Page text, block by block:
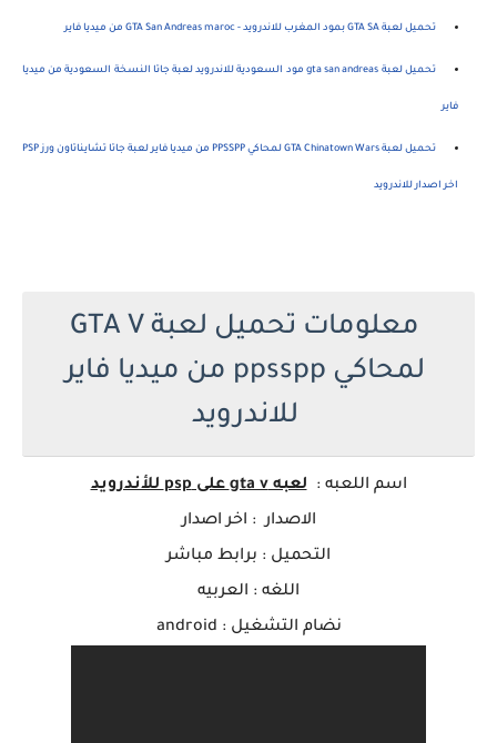
تحميل لعبة GTA SA بمود المغرب للاندرويد - GTA San Andreas maroc من ميديا فاير
تحميل لعبة gta san andreas مود السعودية للاندرويد لعبة جاتا النسخة السعودية من ميديا
فاير
تحميل لعبة GTA Chinatown Wars لمحاكي PPSSPP من ميديا فاير لعبة جاتا تشايناتاون ورز PSP
اخر اصدار للاندرويد
معلومات تحميل لعبة GTA V
لمحاكي ppsspp من ميديا فاير
للاندرويد
اسم اللعبه : لعبه gta v على psp للأندرويد
الاصدار : اخر اصدار
التحميل : برابط مباشر
اللغه : العربيه
نضام التشغيل : android